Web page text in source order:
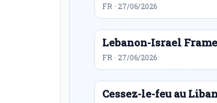
FR · 27/06/2026
Lebanon-Israel
FR · 27/06/2026
Cessez-le-feu au